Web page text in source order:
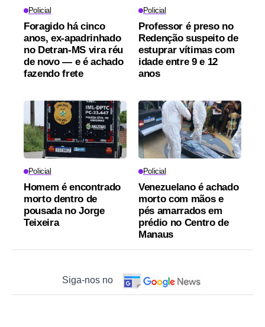
Policial
Foragido há cinco
anos, ex-apadrinhado
no Detran-MS vira réu
de novo — e é achado
fazendo frete
Policial
Professor é preso no
Redenção suspeito de
estuprar vítimas com
idade entre 9 e 12
anos
Policial
Homem é encontrado
morto dentro de
pousada no Jorge
Teixeira
Policial
Venezuelano é achado
morto com mãos e
pés amarrados em
prédio no Centro de
Manaus
Siga-nos no